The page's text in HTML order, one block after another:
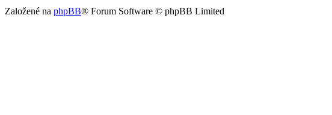
Založené na phpBB® Forum Software © phpBB Limited